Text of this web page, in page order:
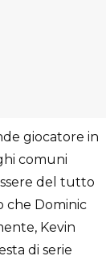
giocatore in
comuni
del tutto
che Dominic
Kevin
di serie